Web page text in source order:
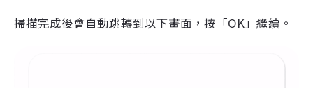
掃描完成後會自動跳轉到以下畫面，按「OK」繼續。